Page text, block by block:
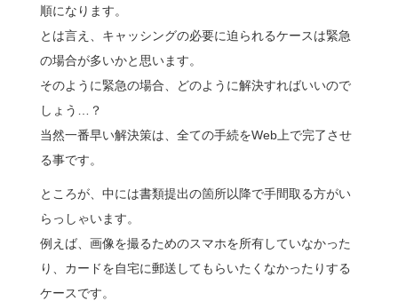
順になります。
とは言え、キャッシングの必要に迫られるケースは緊急
の場合が多いかと思います。
そのように緊急の場合、どのように解決すればいいので
しょう…？
当然一番早い解決策は、全ての手続をWeb上で完了させ
る事です。
ところが、中には書類提出の箇所以降で手間取る方がい
らっしゃいます。
例えば、画像を撮るためのスマホを所有していなかった
り、カードを自宅に郵送してもらいたくなかったりする
ケースです。